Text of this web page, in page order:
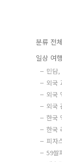
분류 전
일상 여
민담,
외국
외국
외국
한국
한국
피자
59쌀